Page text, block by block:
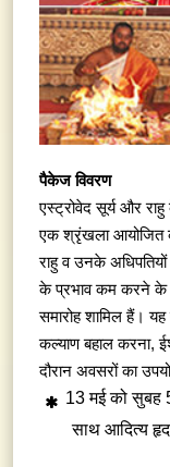
पैकेज विवरण
एस्ट्रोवेद सूर्य और
एक श्रृंखला आयोजित
राहु व उनके
के प्रभाव कम करने के
समारोह शामिल हैं।
कल्याण बहाल करना,
दौरान अवसरों का
13 मई को सुबह
साथ आदित्य